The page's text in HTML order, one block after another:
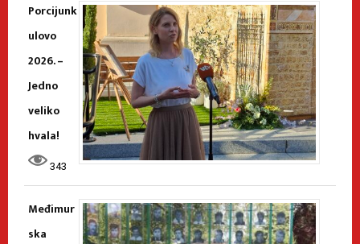
Porcijunk
ulovo
2026. –
Jedno
veliko
hvala!
343
Međimur
ska